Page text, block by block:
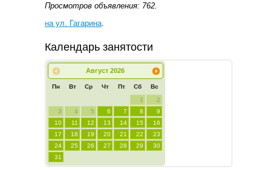
Просмотров объявления: 762.
на ул. Гагарина
Календарь занятости
Август 2026
Пн Вт Ср Чт Пт Сб Вс
1
2
3
4 5 6 7 8
9
10
11 12 13 14 15
16
17
18 19 20 21 22
23
24
25 26 27 28 29
30
31